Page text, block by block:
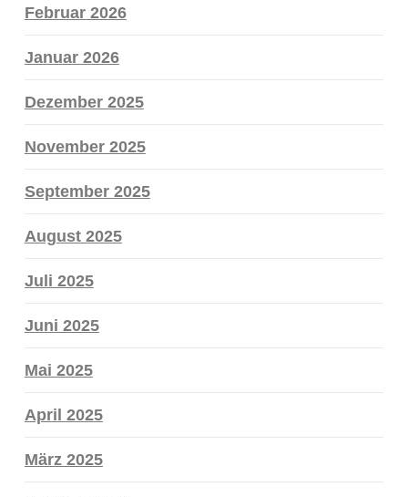
Februar 2026
Januar 2026
Dezember 2025
November 2025
September 2025
August 2025
Juli 2025
Juni 2025
Mai 2025
April 2025
März 2025